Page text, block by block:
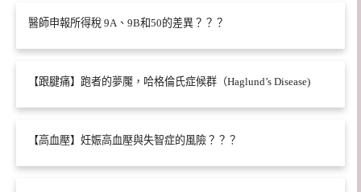
醫師申報所得稅 9A、9B和50的差異？？？
【跟腱痛】跑者的夢魘，哈格倫氏症候群（Haglund’s Disease)
【高血壓】妊娠高血壓與失智症的風險？？？